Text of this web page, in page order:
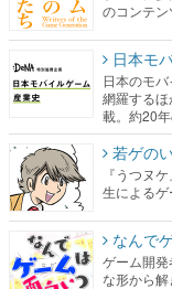
のコンテン
日本モ
日本のモ
網羅する
載。約20
若ゲの
『うつヌ
生によるゲ
なんで
ゲーム開
な形から